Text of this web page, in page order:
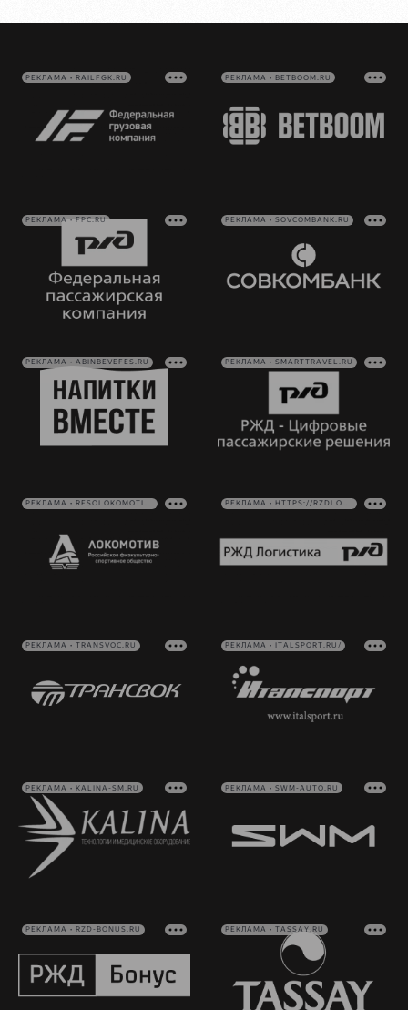
РЕКЛАМА • RAILFGK.RU РЕКЛАМА • BETBOOM.RU
РЕКЛАМА • FPC.RU РЕКЛАМА • SOVCOMBANK.RU
РЕКЛАМА • ABINBEVEFES.RU РЕКЛАМА • SMARTTRAVEL.RU
РЕКЛАМА • RFSOLOKOMOTIV.RU РЕКЛАМА • HTTPS://RZDLOG.RU/
РЕКЛАМА • TRANSVOC.RU РЕКЛАМА • ITALSPORT.RU/
РЕКЛАМА • KALINA-SM.RU РЕКЛАМА • SWM-AUTO.RU
РЕКЛАМА • RZD-BONUS.RU РЕКЛАМА • TASSAY.RU